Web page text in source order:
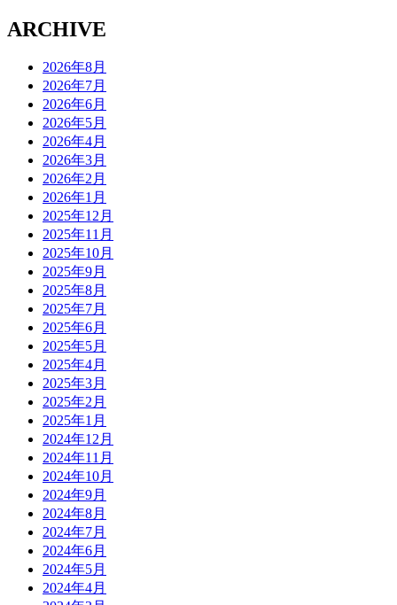
ARCHIVE
2026年8月
2026年7月
2026年6月
2026年5月
2026年4月
2026年3月
2026年2月
2026年1月
2025年12月
2025年11月
2025年10月
2025年9月
2025年8月
2025年7月
2025年6月
2025年5月
2025年4月
2025年3月
2025年2月
2025年1月
2024年12月
2024年11月
2024年10月
2024年9月
2024年8月
2024年7月
2024年6月
2024年5月
2024年4月